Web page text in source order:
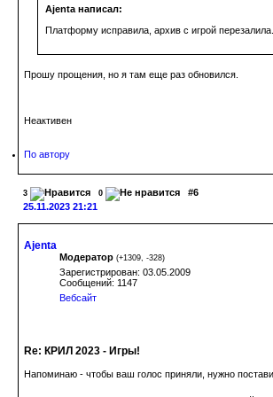
Ajenta написал:
Платформу исправила, архив с игрой перезалила.
Прошу прощения, но я там еще раз обновился.
Неактивен
По автору
3 0
#6
25.11.2023 21:21
Ajenta
Модератор (+1309 -328)
Зарегистрирован: 03.05.2009
Сообщений: 1147
Вебсайт
Re: КРИЛ 2023 - Игры!
Напоминаю - чтобы ваш голос приняли, нужно